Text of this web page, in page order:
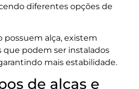
diferentes opções de
possuem alça, existem
que podem ser instalados
mais estabilidade.
de alças e